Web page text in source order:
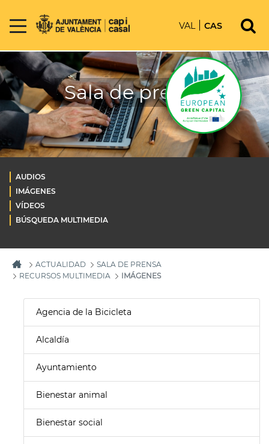
VAL CAS
Sala de prensa
AUDIOS
IMÁGENES
VÍDEOS
BÚSQUEDA MULTIMEDIA
ACTUALIDAD
SALA DE PRENSA
RECURSOS MULTIMEDIA
IMÁGENES
Agencia de la Bicicleta
Alcaldía
Ayuntamiento
Bienestar animal
Bienestar social